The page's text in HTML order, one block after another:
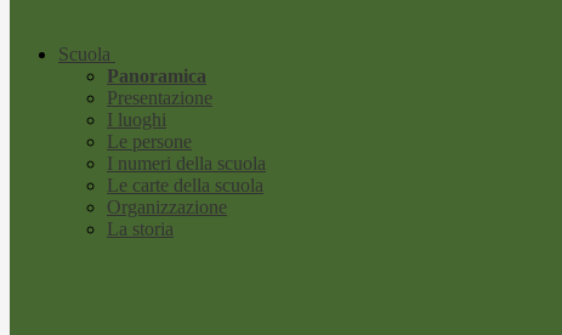
Scuola
Panoramica
Presentazione
I luoghi
Le persone
I numeri della scuola
Le carte della scuola
Organizzazione
La storia